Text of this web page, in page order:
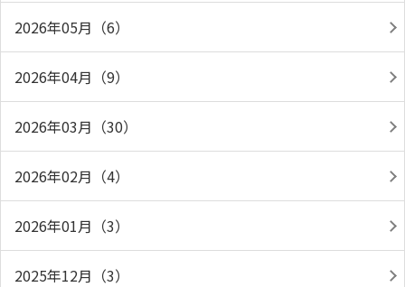
2026年05月（6）
2026年04月（9）
2026年03月（30）
2026年02月（4）
2026年01月（3）
2025年12月（3）